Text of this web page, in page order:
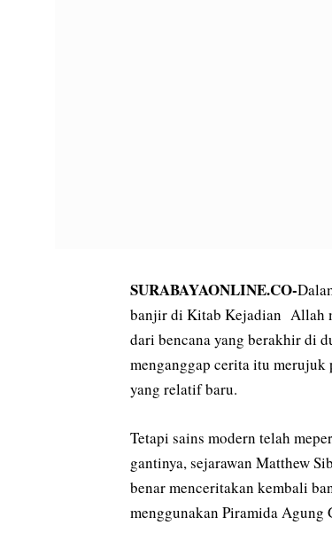
SURABAYAONLINE.CO-
banjir di Kitab Kejadian Allah
dari bencana yang berakhir di
menganggap cerita itu
yang relatif baru.
Tetapi sains modern telah
gantinya, sejarawan Matthew
benar menceritakan kembali
menggunakan Piramida